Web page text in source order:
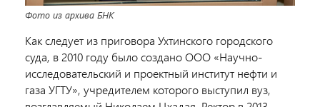
Фото из архива БНК
Как следует из приговора Ухтинского городского
суда, в 2010 году было создано ООО «Научно-
исследовательский и проектный институт нефти и
газа УГТУ», учредителем которого выступил вуз,